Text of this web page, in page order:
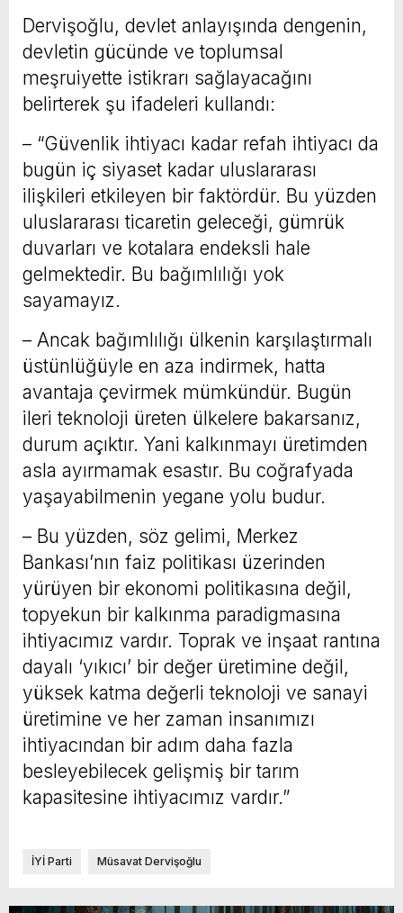
Dervişoğlu, devlet anlayışında dengenin,
devletin gücünde ve toplumsal
meşruiyette istikrarı sağlayacağını
belirterek şu ifadeleri kullandı:
– “Güvenlik ihtiyacı kadar refah ihtiyacı da
bugün iç siyaset kadar uluslararası
ilişkileri etkileyen bir faktördür. Bu yüzden
uluslararası ticaretin geleceği, gümrük
duvarları ve kotalara endeksli hale
gelmektedir. Bu bağımlılığı yok
sayamayız.
– Ancak bağımlılığı ülkenin karşılaştırmalı
üstünlüğüyle en aza indirmek, hatta
avantaja çevirmek mümkündür. Bugün
ileri teknoloji üreten ülkelere bakarsanız,
durum açıktır. Yani kalkınmayı üretimden
asla ayırmamak esastır. Bu coğrafyada
yaşayabilmenin yegane yolu budur.
– Bu yüzden, söz gelimi, Merkez
Bankası’nın faiz politikası üzerinden
yürüyen bir ekonomi politikasına değil,
topyekun bir kalkınma paradigmasına
ihtiyacımız vardır. Toprak ve inşaat rantına
dayalı ‘yıkıcı’ bir değer üretimine değil,
yüksek katma değerli teknoloji ve sanayi
üretimine ve her zaman insanımızı
ihtiyacından bir adım daha fazla
besleyebilecek gelişmiş bir tarım
kapasitesine ihtiyacımız vardır.”
İYİ Parti Müsavat Dervişoğlu